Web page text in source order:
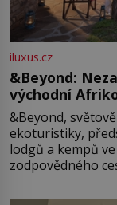
iluxus.cz
&Beyond:
východní
&Beyond,
ekoturistiky,
lodgů a kempů
zodpovědného